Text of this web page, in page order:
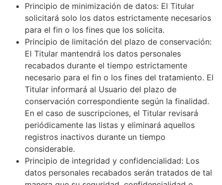
Principio de minimización de datos: El Titular
solicitará solo los datos estrictamente necesarios
para el fin o los fines que los solicita.
Principio de limitación del plazo de conservación:
El Titular mantendrá los datos personales
recabados durante el tiempo estrictamente
necesario para el fin o los fines del tratamiento. El
Titular informará al Usuario del plazo de
conservación correspondiente según la finalidad.
En el caso de suscripciones, el Titular revisará
periódicamente las listas y eliminará aquellos
registros inactivos durante un tiempo
considerable.
Principio de integridad y confidencialidad: Los
datos personales recabados serán tratados de tal